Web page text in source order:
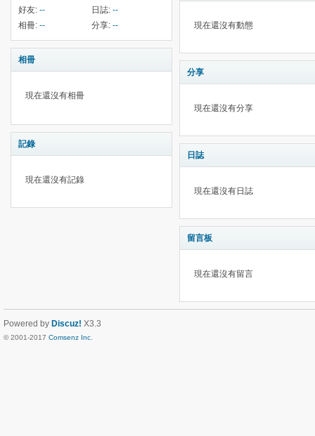
好友: -- 日誌: --
相冊: -- 分享: --
相冊
現在還沒有相冊
記錄
現在還沒有記錄
現在還沒有動態
分享
現在還沒有分享
日誌
現在還沒有日誌
留言板
現在還沒有留言
Powered by Discuz! X3.3
© 2001-2017 Comsenz Inc.